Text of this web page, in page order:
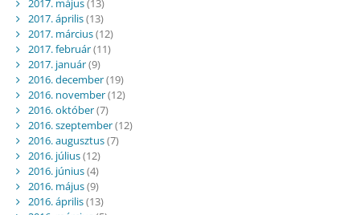
2017. május(13)
2017. április(13)
2017. március(12)
2017. február(11)
2017. január(9)
2016. december(19)
2016. november(12)
2016. október(7)
2016. szeptember(12)
2016. augusztus(7)
2016. július(12)
2016. június(4)
2016. május(9)
2016. április(13)